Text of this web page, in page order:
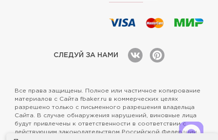
СЛЕДУЙ ЗА НАМИ
Все права защищены. Полное или частичное копирование
материалов с Сайта fbaker.ru в коммерческих целях
разрешено только с письменного разрешения владельца
Сайта. В случае обнаружения нарушений, виновные лица
будут привлечены к ответственности в соответствии с
действующим законодательством Российской Федерации.